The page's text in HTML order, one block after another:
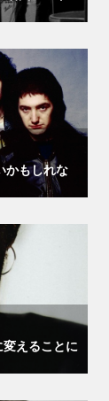
かもしれな
えることに